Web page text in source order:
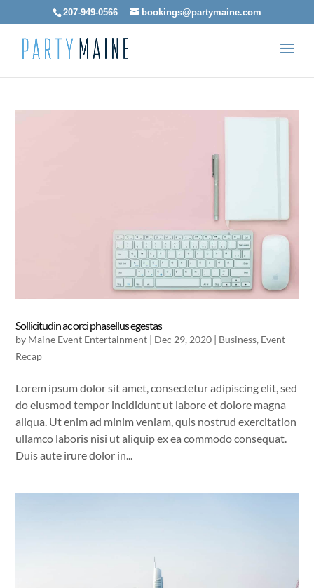
207-949-0566 bookings@partymaine.com
Sollicitudin ac orci phasellus egestas
by Maine Event Entertainment | Dec 29, 2020 | Business, Event
Recap
Lorem ipsum dolor sit amet, consectetur adipiscing elit, sed
do eiusmod tempor incididunt ut labore et dolore magna
aliqua. Ut enim ad minim veniam, quis nostrud exercitation
ullamco laboris nisi ut aliquip ex ea commodo consequat.
Duis aute irure dolor in...